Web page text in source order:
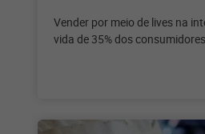
Vender por meio de lives na
vida de 35% dos